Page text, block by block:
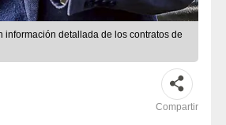
detallada de los contratos de
Compartir